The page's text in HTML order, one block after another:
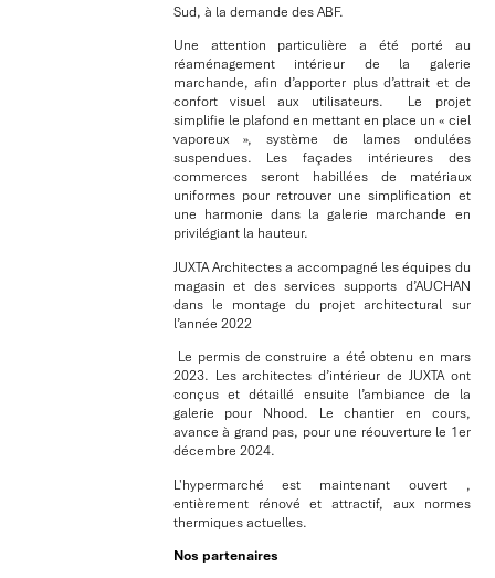
Sud, à la demande des ABF.
Une attention particulière a été porté au
réaménagement intérieur de la galerie
marchande, afin d’apporter plus d’attrait et de
confort visuel aux utilisateurs. Le projet
simplifie le plafond en mettant en place un « ciel
vaporeux », système de lames ondulées
suspendues. Les façades intérieures des
commerces seront habillées de matériaux
uniformes pour retrouver une simplification et
une harmonie dans la galerie marchande en
privilégiant la hauteur.
JUXTA Architectes a accompagné les équipes du
magasin et des services supports d’AUCHAN
dans le montage du projet architectural sur
l’année 2022
Le permis de construire a été obtenu en mars
2023. Les architectes d’intérieur de JUXTA ont
conçus et détaillé ensuite l’ambiance de la
galerie pour Nhood. Le chantier en cours,
avance à grand pas, pour une réouverture le 1er
décembre 2024.
L'hypermarché est maintenant ouvert ,
entièrement rénové et attractif, aux normes
thermiques actuelles.
Nos partenaires